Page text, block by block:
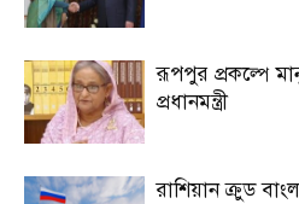
রূপপুর প্রকল্পে
প্রধানমন্ত্রী
রাশিয়ান ক্রুড